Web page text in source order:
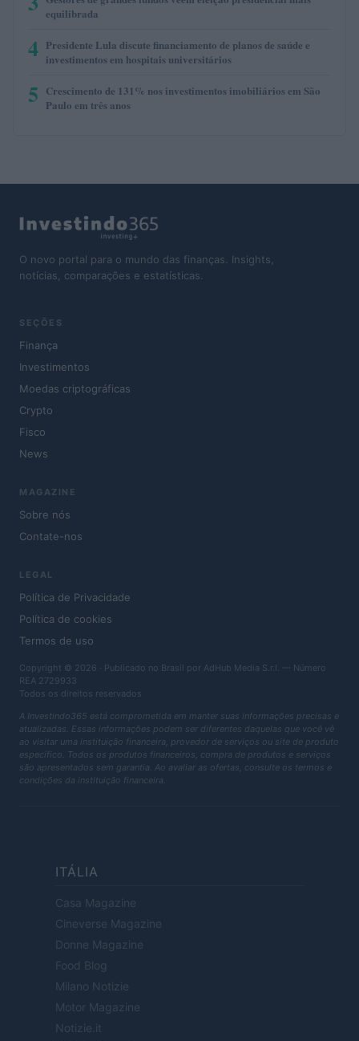
equilibrada
4 Presidente Lula discute financiamento de planos de saúde e
investimentos em hospitais universitários
5 Crescimento de 131% nos investimentos imobiliários em São
Paulo em três anos
O novo portal para o mundo das finanças. Insights,
notícias, comparações e estatísticas.
SEÇÕES
Finança
Investimentos
Moedas criptográficas
Crypto
Fisco
News
MAGAZINE
Sobre nós
Contate-nos
LEGAL
Política de Privacidade
Política de cookies
Termos de uso
Copyright © 2026 · Publicado no Brasil por AdHub Media S.r.l. — Número
REA 2729933
Todos os direitos reservados
A Investindo365 está comprometida em manter suas informações precisas e
atualizadas. Essas informações podem ser diferentes daquelas que você vê
ao visitar uma instituição financeira, provedor de serviços ou site de produto
específico. Todos os produtos financeiros, compra de produtos e serviços
são apresentados sem garantia. Ao avaliar as ofertas, consulte os termos e
condições da instituição financeira.
ITÁLIA
Casa Magazine
Cineverse Magazine
Donne Magazine
Food Blog
Milano Notizie
Motor Magazine
Notizie.it